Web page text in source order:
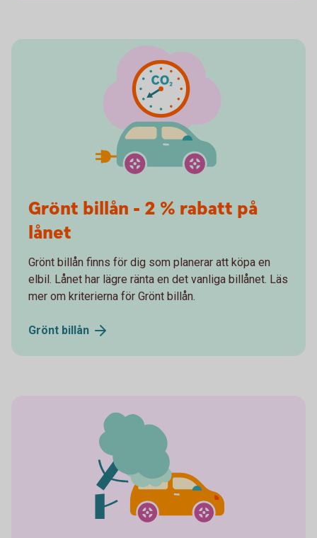
Grönt billån - 2 % rabatt på
lånet
Grönt billån finns för dig som planerar att köpa en
elbil. Lånet har lägre ränta en det vanliga billånet. Läs
mer om kriterierna för Grönt billån.
Grönt billån